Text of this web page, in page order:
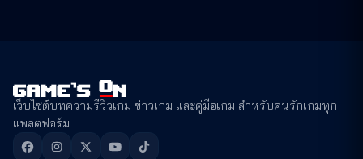
เว็บไซต์บทความรีวิวเกม ข่าวเกม และคู่มือเกม สำหรับคนรักเกมทุก
แพลตฟอร์ม